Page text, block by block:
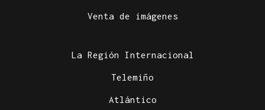
Venta de imágenes
La Región Internacional
Telemiño
Atlántico